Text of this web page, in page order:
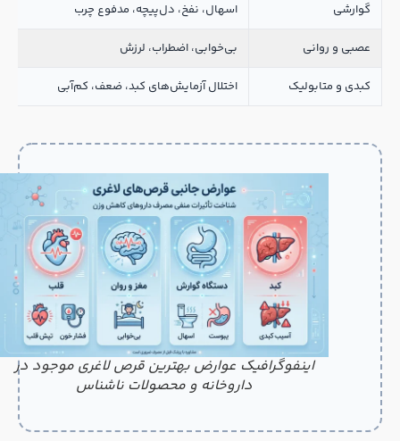
گوارشی اسهال، نفخ، دل‌پیچه، مدفوع چرب
عصبی و روانی بی‌خوابی، اضطراب، لرزش
کبدی و متابولیک اختلال آزمایش‌های کبد، ضعف، کم‌آبی
اینفوگرافیک عوارض بهترین قرص لاغری موجود در
داروخانه و محصولات ناشناس